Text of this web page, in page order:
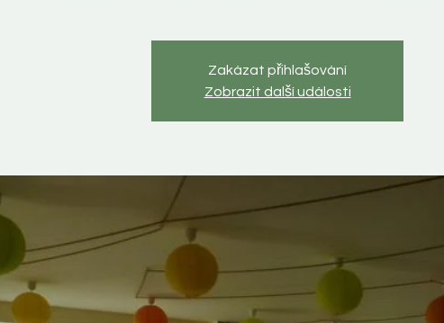
Zakázat přihlašování
Zobrazit další události